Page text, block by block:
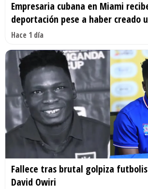
Empresaria cubana en Miami
deportación pese a haber creado
Hace 1 día
Fallece tras brutal golpiza
David Owiri